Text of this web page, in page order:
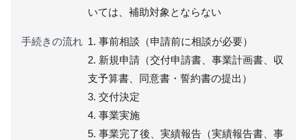
いては、補助対象とならない
手続きの流れ 1. 事前相談（申請前に相談が必要）
2. 新規申請（交付申請書、事業計画書、収
支予算書、同意書・誓約書の提出）
3. 交付決定
4. 事業実施
5. 事業完了後、実績報告（実績報告書、事